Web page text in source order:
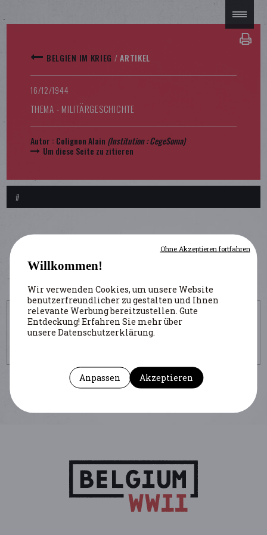
BELGIEN IM KRIEG /ARTIKEL
16/12/1944
THEMA - MILITÄRGESCHICHTE
Autor : Colignon Alain (Institution :CegeSoma)
Um diese Seite zu zitieren
#
UM DIESE SEITE ZU ZITIEREN
Autor : Colignon Alain(Institution : CegeSoma)
Willkommen!
Wir verwenden Cookies, um unsere Website
benutzerfreundlicher zu gestalten und Ihnen
relevante Werbung bereitzustellen. Gute
Entdeckung! Erfahren Sie mehr über
unsere Datenschutzerklärung.
Anpassen Akzeptieren
Ohne Akzeptieren fortfahren